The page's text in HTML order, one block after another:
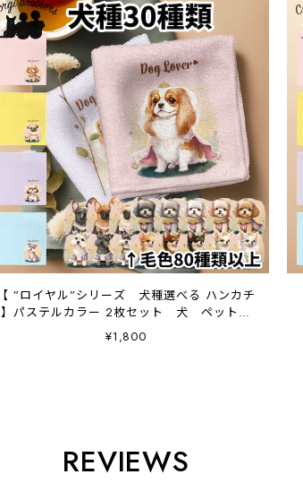
【 ”ロイヤル”シリーズ 犬種選べる ハンカチ
】パステルカラー 2枚セット 犬 ペット
うちの子 プレゼント
¥1,800
REVIEWS